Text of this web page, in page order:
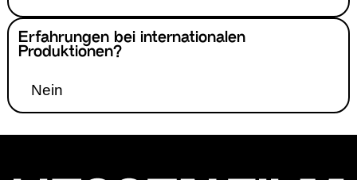
Erfahrungen bei internationalen
Produktionen?
Nein